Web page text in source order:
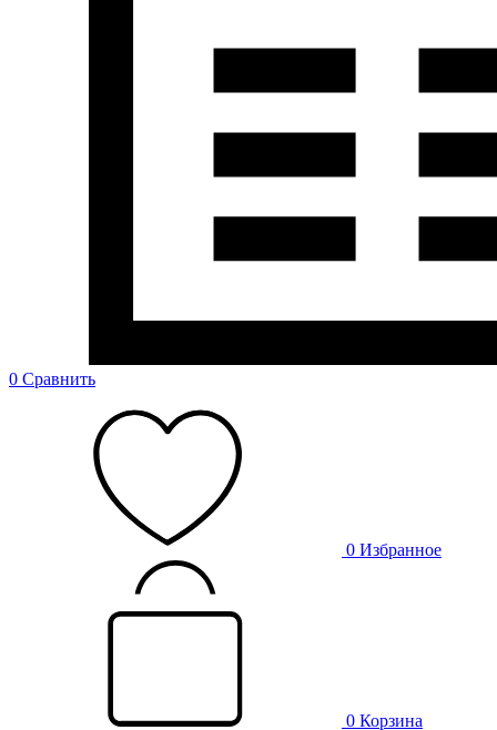
0 Сравнить
0 Избранное
0 Корзина